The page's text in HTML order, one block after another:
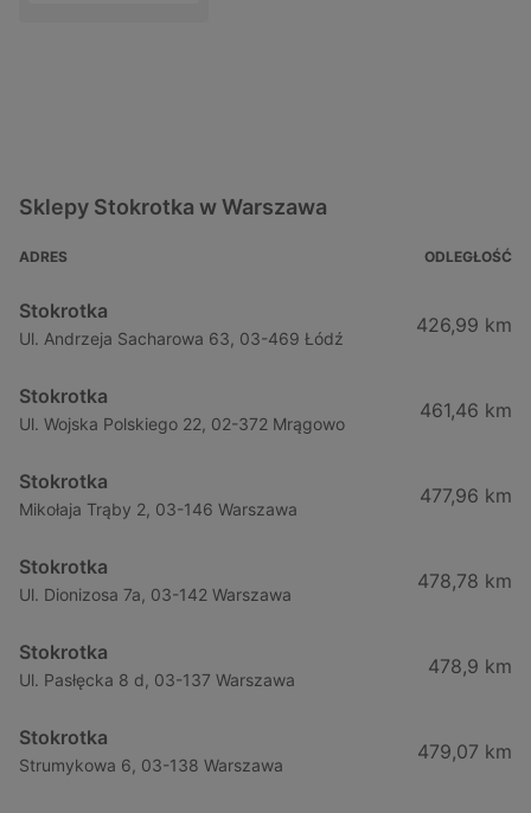
Sklepy Stokrotka w Warszawa
ADRES ODLEGŁOŚĆ
Stokrotka
Ul. Andrzeja Sacharowa 63, 03-469 Łódź
426,99 km
Stokrotka
Ul. Wojska Polskiego 22, 02-372 Mrągowo
461,46 km
Stokrotka
Mikołaja Trąby 2, 03-146 Warszawa
477,96 km
Stokrotka
Ul. Dionizosa 7a, 03-142 Warszawa
478,78 km
Stokrotka
Ul. Pasłęcka 8 d, 03-137 Warszawa
478,9 km
Stokrotka
Strumykowa 6, 03-138 Warszawa
479,07 km